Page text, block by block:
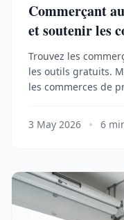
Commerçant
et soutenir les
Trouvez les
les outils gratuits.
les commerces de
3 May 2026 6